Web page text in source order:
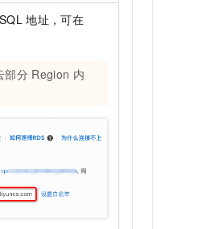
地址，可在
部分 Region 内